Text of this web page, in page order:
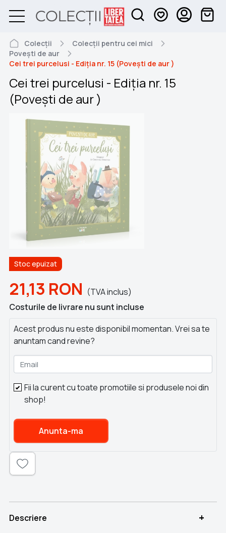
Colecții
Colecții pentru cei mici
Povești de aur
Cei trei purcelusi - Ediția nr. 15 (Poveşti de aur )
Cei trei purcelusi - Ediția nr. 15
(Poveşti de aur )
Stoc epuizat
21,13 RON (TVA inclus)
Costurile de livrare nu sunt incluse
Acest produs nu este disponibil momentan. Vrei sa te
anuntam cand revine?
Email
Fii la curent cu toate promotiile si produsele noi din
shop!
Anunta-ma
Descriere +